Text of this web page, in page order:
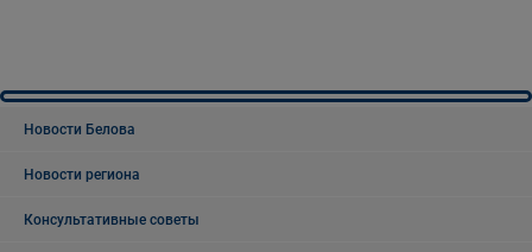
Новости Белова
Новости региона
Консультативные советы